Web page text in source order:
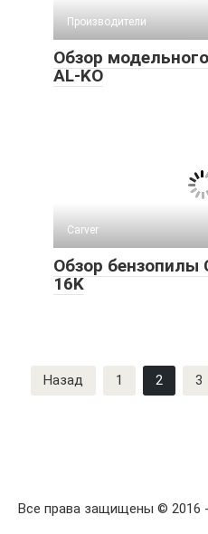
Производители
Обзор
AL-KO
Carver
Обзор бензопилы
16K
Пагинация
записей
Назад 1 2 3
Все права защищены © 2016